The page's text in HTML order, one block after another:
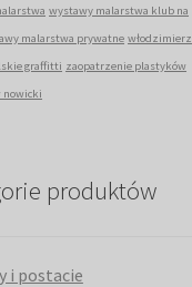
wystawy malarstwa klub na
malarstwa prywatne włodzimierz
graffitti zaopatrzenie plastyków
nowicki
produktów
i postacie